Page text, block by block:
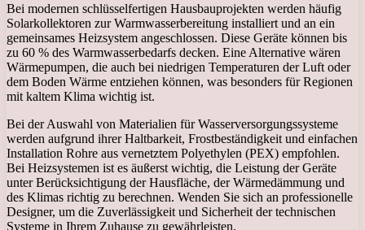
Bei modernen schlüsselfertigen Hausbauprojekten werden häufig
Solarkollektoren zur Warmwasserbereitung installiert und an ein
gemeinsames Heizsystem angeschlossen. Diese Geräte können bis
zu 60 % des Warmwasserbedarfs decken. Eine Alternative wären
Wärmepumpen, die auch bei niedrigen Temperaturen der Luft oder
dem Boden Wärme entziehen können, was besonders für Regionen
mit kaltem Klima wichtig ist.
Bei der Auswahl von Materialien für Wasserversorgungssysteme
werden aufgrund ihrer Haltbarkeit, Frostbeständigkeit und einfachen
Installation Rohre aus vernetztem Polyethylen (PEX) empfohlen.
Bei Heizsystemen ist es äußerst wichtig, die Leistung der Geräte
unter Berücksichtigung der Hausfläche, der Wärmedämmung und
des Klimas richtig zu berechnen. Wenden Sie sich an professionelle
Designer, um die Zuverlässigkeit und Sicherheit der technischen
Systeme in Ihrem Zuhause zu gewährleisten.